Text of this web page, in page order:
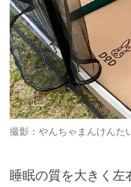
撮影：やんちゃまんけんた
睡眠の質を大きく左